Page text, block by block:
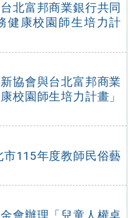
北富邦商業銀行共同
健康校園師生培力計
協會與台北富邦商業
校園師生培力計畫」
115年度教師民俗藝
會辦理「兒童人權桌